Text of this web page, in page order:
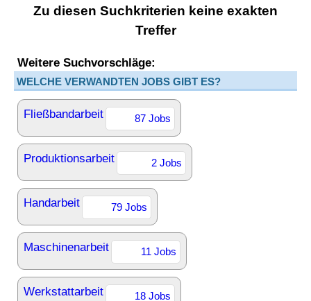
Zu diesen Suchkriterien keine exakten
Treffer
Weitere Suchvorschläge:
WELCHE VERWANDTEN JOBS GIBT ES?
Fließbandarbeit 87 Jobs
Produktionsarbeit 2 Jobs
Handarbeit 79 Jobs
Maschinenarbeit 11 Jobs
Werkstattarbeit 18 Jobs